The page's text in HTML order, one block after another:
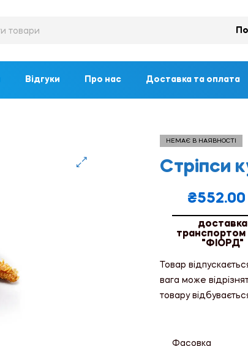
Відгуки Про нас Доставка та оплата
НЕМАЄ В НАЯВНОСТІ
Стріпси
₴552.00
доставка
"ФІОРД"
Товар
вага може
товару
Фасовка